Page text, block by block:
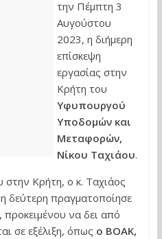
την Πέμπτη 3
Αυγούστου
2023, η διήμερη
επίσκεψη
εργασίας στην
Κρήτη του
Υφυπουργού
Υποδομών και
Μεταφορών,
Νίκου Ταχιάου.
Κρήτη, ο κ. Ταχιάος
δεύτερη πραγματοποίησε
προκειμένου να δει από
σε εξέλιξη, όπως ο ΒΟΑΚ,